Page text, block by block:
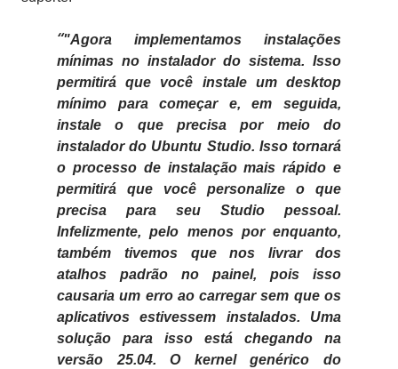
"Agora implementamos instalações
mínimas no instalador do sistema. Isso
permitirá que você instale um desktop
mínimo para começar e, em seguida,
instale o que precisa por meio do
instalador do Ubuntu Studio. Isso tornará
o processo de instalação mais rápido e
permitirá que você personalize o que
precisa para seu Studio pessoal.
Infelizmente, pelo menos por enquanto,
também tivemos que nos livrar dos
atalhos padrão no painel, pois isso
causaria um erro ao carregar sem que os
aplicativos estivessem instalados. Uma
solução para isso está chegando na
versão 25.04. O kernel genérico do